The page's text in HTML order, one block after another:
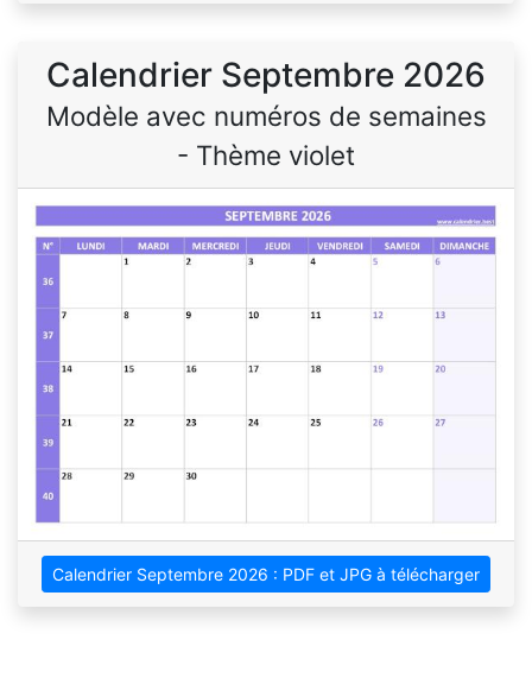
Calendrier Septembre 2026
Modèle avec numéros de semaines
- Thème violet
Calendrier Septembre 2026 : PDF et JPG à télécharger